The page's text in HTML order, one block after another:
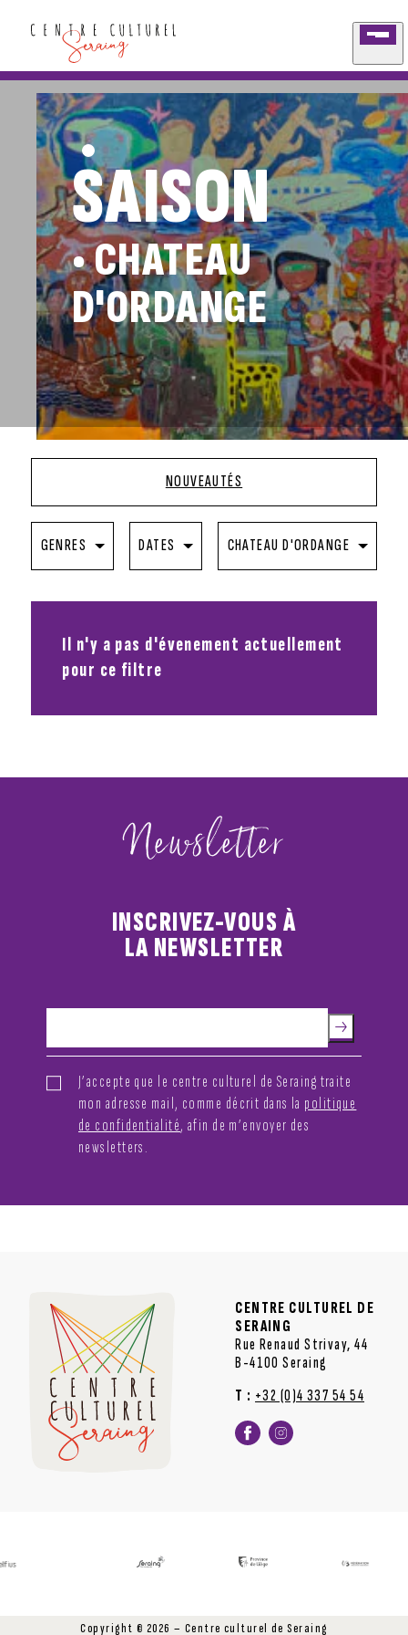
Aller au contenu
SAISON
• CHATEAU
D'ORDANGE
GENRES DATES CHATEAU D'ORDANGE
NOUVEAUTÉS
Il n'y a pas d'évenement actuellement
pour ce filtre
Newsletter
INSCRIVEZ-VOUS À
LA NEWSLETTER
J’accepte que le centre culturel de Seraing traite
mon adresse mail, comme décrit dans la politique
de confidentialité, afin de m’envoyer des
newsletters.
CENTRE CULTUREL DE
SERAING
Rue Renaud Strivay, 44
B-4100 Seraing
T : +32 (0)4 337 54 54
Copyright © 2026 – Centre culturel de Seraing